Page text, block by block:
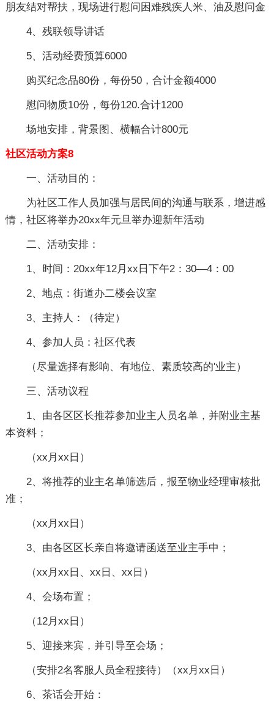
朋友结对帮扶，现场进行慰问困难残疾人米、油及慰问金
4、残联领导讲话
5、活动经费预算6000
购买纪念品80份，每份50，合计金额4000
慰问物质10份，每份120.合计1200
场地安排，背景图、横幅合计800元
社区活动方案8
一、活动目的：
为社区工作人员加强与居民间的沟通与联系，增进感
情，社区将举办20xx年元旦举办迎新年活动
二、活动安排：
1、时间：20xx年12月xx日下午2：30—4：00
2、地点：街道办二楼会议室
3、主持人：（待定）
4、参加人员：社区代表
（尽量选择有影响、有地位、素质较高的'业主）
三、活动议程
1、由各区区长推荐参加业主人员名单，并附业主基
本资料；
（xx月xx日）
2、将推荐的业主名单筛选后，报至物业经理审核批
准；
（xx月xx日）
3、由各区区长亲自将邀请函送至业主手中；
（xx月xx日、xx日、xx日）
4、会场布置；
（12月xx日）
5、迎接来宾，并引导至会场；
（安排2名客服人员全程接待）（xx月xx日）
6、茶话会开始：